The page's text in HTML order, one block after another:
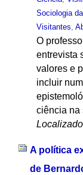
Sociologia
Visitantes,
O
entrevista
valores e
incluir
ciência na
A política
de